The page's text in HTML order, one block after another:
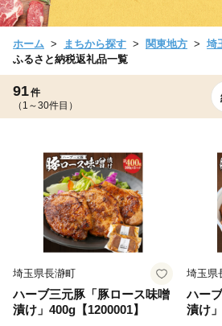
ホーム まちから探す 関東地方
埼
ふるさと納税返礼品一覧
91件
（1～30件目）
埼玉県長瀞町
ハーブ三元豚「豚ロース味噌
漬け」400g【1200001】
埼玉県
ハー
漬け